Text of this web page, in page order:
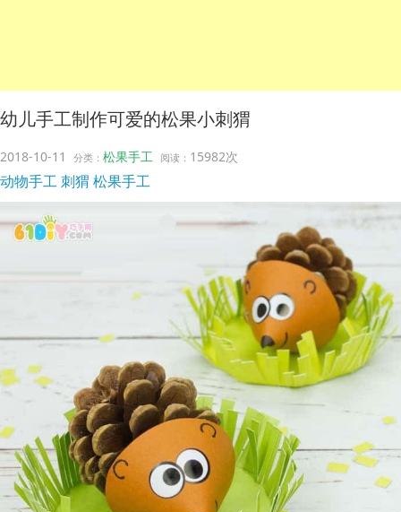
幼儿手工制作可爱的松果小刺猬
2018-10-11 分类： 松果手工 阅读： 15982次
动物手工刺猬 松果手工